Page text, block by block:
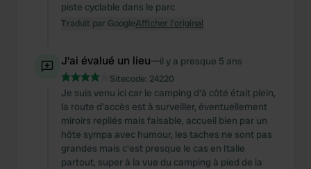
piste cyclable dans le parc
Traduit par GoogleAfficher l'original
J'ai évalué un lieu—il y a presque 5 ans
Sitecode: 24220
Je suis venu ici car le camping d'à côté était plein,
la route d'accès est à surveiller, éventuellement
miroirs repliés mais faisable, accueil bien par un
hôte sympa avec humour, les taches ne sont pas
grandes mais c'est presque le cas en Italie
partout, super à la vue du camping à pied de la